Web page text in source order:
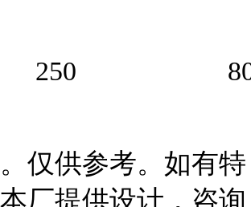
250
。仅供参考。如有特
厂提供设计，咨询